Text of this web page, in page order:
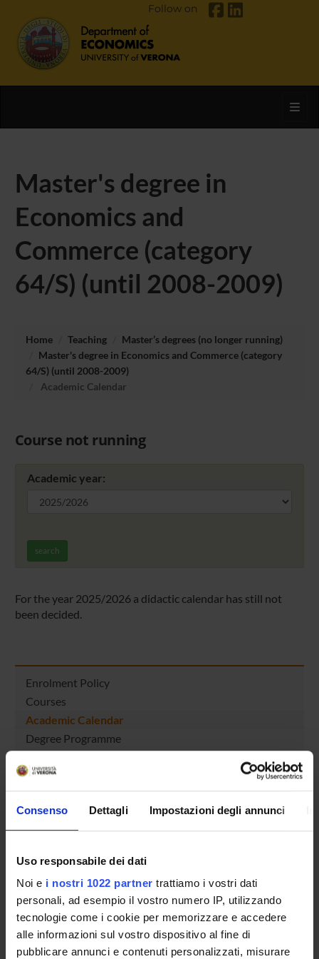
Consenso Dettagli Impostazioni degli annunci
Uso responsabile dei dati
Noi e i nostri 1022 partner trattiamo i vostri dati
personali, ad esempio il vostro numero IP, utilizzando
tecnologie come i cookie per memorizzare e accedere
alle informazioni sul vostro dispositivo al fine di
pubblicare annunci e contenuti personalizzati, misurare
Follow on
Master's degree in
Economics and
Commerce (category
64/S) (until 2008-2009)
Home Teaching
Master’s degrees (no longer running)
Master's degree in Economics and Commerce (category
64/S) (until 2008-2009)
Academic Calendar
Course not running
Academic year:
search
For the year 2025/2026 a didactic calendar has still not
been decided.
Enrolment Policy
Courses
Academic Calendar
Degree Programme
Exam calendar
Notices
Thesis and internship proposals
Governing bodies
Documents
STUDYING